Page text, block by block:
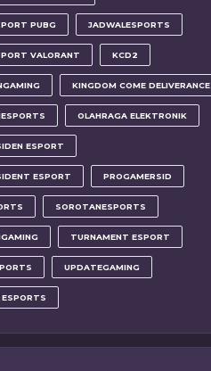
PUBG JADWALESPORTS
VALORANT KCD2
KINGDOM COME DELIVERANCE
OLAHRAGA ELEKTRONIK
ESPORT
ESPORT PROGAMERSID
SOROTANESPORTS
TURNAMENT ESPORT
UPDATEGAMING